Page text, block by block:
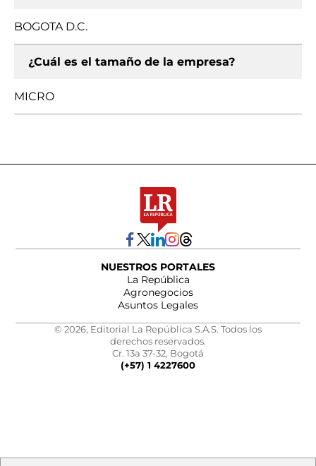
BOGOTA D.C.
¿Cuál es el tamaño de la empresa?
MICRO
NUESTROS PORTALES
La República
Agronegocios
Asuntos Legales
© 2026, Editorial La República S.A.S. Todos los
derechos reservados.
Cr. 13a 37-32, Bogotá
(+57) 1 4227600